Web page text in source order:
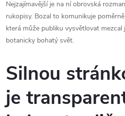
Nejzajímavější je na ní obrovská
rukopisy. Bozal to komunikuje
která může publiku vysvětlovat
botanicky bohatý svět.
Silnou
je